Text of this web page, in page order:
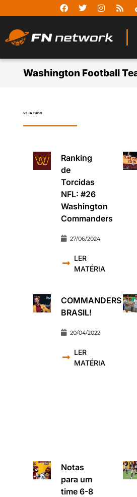
Washington Football
VEJA TUDO
Ranking
de
Torcidas
NFL: #26
Washington
Commanders
27/06/2024
LER
MATÉRIA
COMMANDERS
BRASIL!
20/04/2022
LER
MATÉRIA
Notas
para um
time 6-8